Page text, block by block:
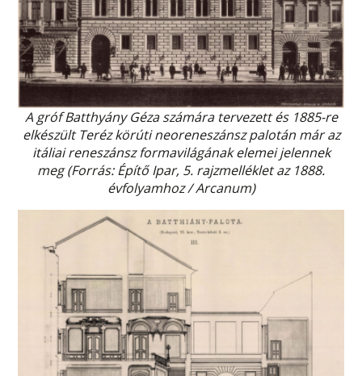
A gróf Batthyány Géza számára tervezett és 1885-re
elkészült Teréz körúti neoreneszánsz palotán már az
itáliai reneszánsz formavilágának elemei jelennek
meg (Forrás: Építő Ipar, 5. rajzmelléklet az 1888.
évfolyamhoz / Arcanum)